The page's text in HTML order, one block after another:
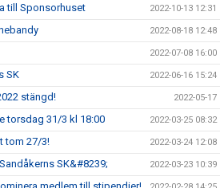
till Sponsorhuset 2022-10-13 12:31
2022-08-18 12:48
2022-07-08 16:00
SK 2022-06-16 15:24
stängd! 2022-05-17
torsdag 31/3 kl 18:00 2022-03-25 08:32
tom 27/3! 2022-03-24 12:08
SK&#8239; 2022-03-23 10:39